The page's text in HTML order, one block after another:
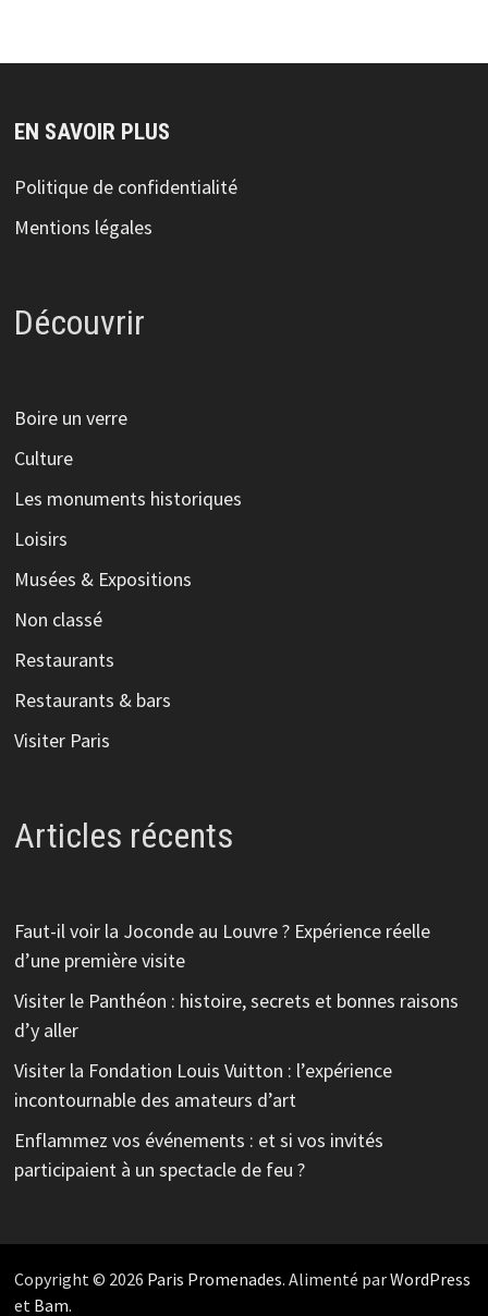
EN SAVOIR PLUS
Politique de confidentialité
Mentions légales
Découvrir
Boire un verre
Culture
Les monuments historiques
Loisirs
Musées & Expositions
Non classé
Restaurants
Restaurants & bars
Visiter Paris
Articles récents
Faut-il voir la Joconde au Louvre ? Expérience réelle
d’une première visite
Visiter le Panthéon : histoire, secrets et bonnes raisons
d’y aller
Visiter la Fondation Louis Vuitton : l’expérience
incontournable des amateurs d’art
Enflammez vos événements : et si vos invités
participaient à un spectacle de feu ?
Copyright © 2026 Paris Promenades. Alimenté parWordPress
et Bam.